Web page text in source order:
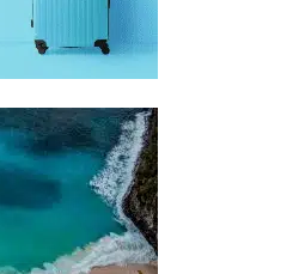
prevoznik ili Organizator
ostalih putnika) nije u
baterije ili skutere, dečija kolica
surferske daske, hrana ili
ili supstance koje nisu
zakonu bilo koje zemlje
(o čemu je putnik dužan da se